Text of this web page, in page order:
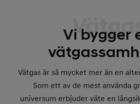
Vi bygger
Vätgas är så mycket mer än en
Som ett av de mest använda
universum erbjuder väte en